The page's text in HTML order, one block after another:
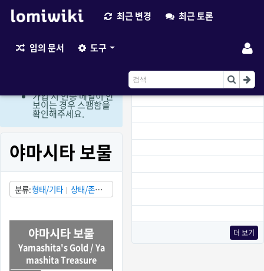
최근 변경 최근 토론
임의 문서 도구
더 보기
현재 로그인 회원만 편
집이 가능한 상태입니
가입 시 인증 메일이 안
보이는 경우 스팸함을
확인해주세요.
야마시타 보물
분류 형태/기타
상태/존재
여부 미확인
국가/일본
국
야마시타 보물
Yamashita's Gold / Ya
mashita Treasure